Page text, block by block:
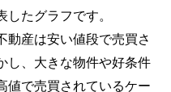
たグラフです。
動産は安い値段で売買さ
し、大きな物件や好条件
値で売買されているケー